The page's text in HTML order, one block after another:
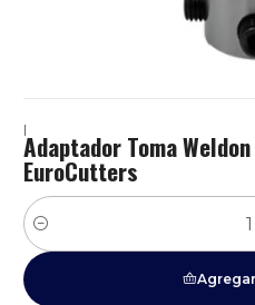
|
Adaptador Toma
EuroCutters
Cantidad